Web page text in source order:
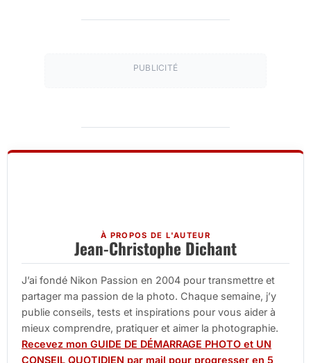
PUBLICITÉ
À PROPOS DE L'AUTEUR
Jean-Christophe Dichant
J’ai fondé Nikon Passion en 2004 pour transmettre et
partager ma passion de la photo. Chaque semaine, j’y
publie conseils, tests et inspirations pour vous aider à
mieux comprendre, pratiquer et aimer la photographie.
Recevez mon GUIDE DE DÉMARRAGE PHOTO et UN
CONSEIL QUOTIDIEN par mail pour progresser en 5